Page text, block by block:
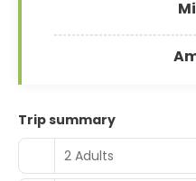
Trip summary
2 Adults